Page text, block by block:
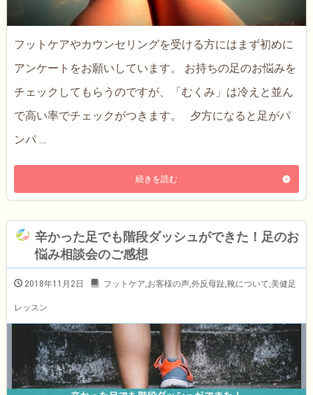
フットケアやカウンセリングを受ける方にはまず初めに
アンケートをお願いしています。 お持ちの足のお悩みを
チェックしてもらうのですが、「むくみ」は冷えと並ん
で高い率でチェックがつきます。 夕方になると足がパ
ンパ …
続きを読む
辛かった足でも階段ダッシュができた！足のお
悩み相談会のご感想
2018年11月2日 フットケア,お客様の声,外反母趾,靴について,美健足
レッスン